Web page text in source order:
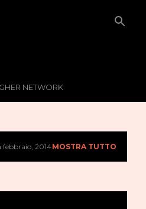
NETWORK
febbraio, 2014MOSTRA TUTTO